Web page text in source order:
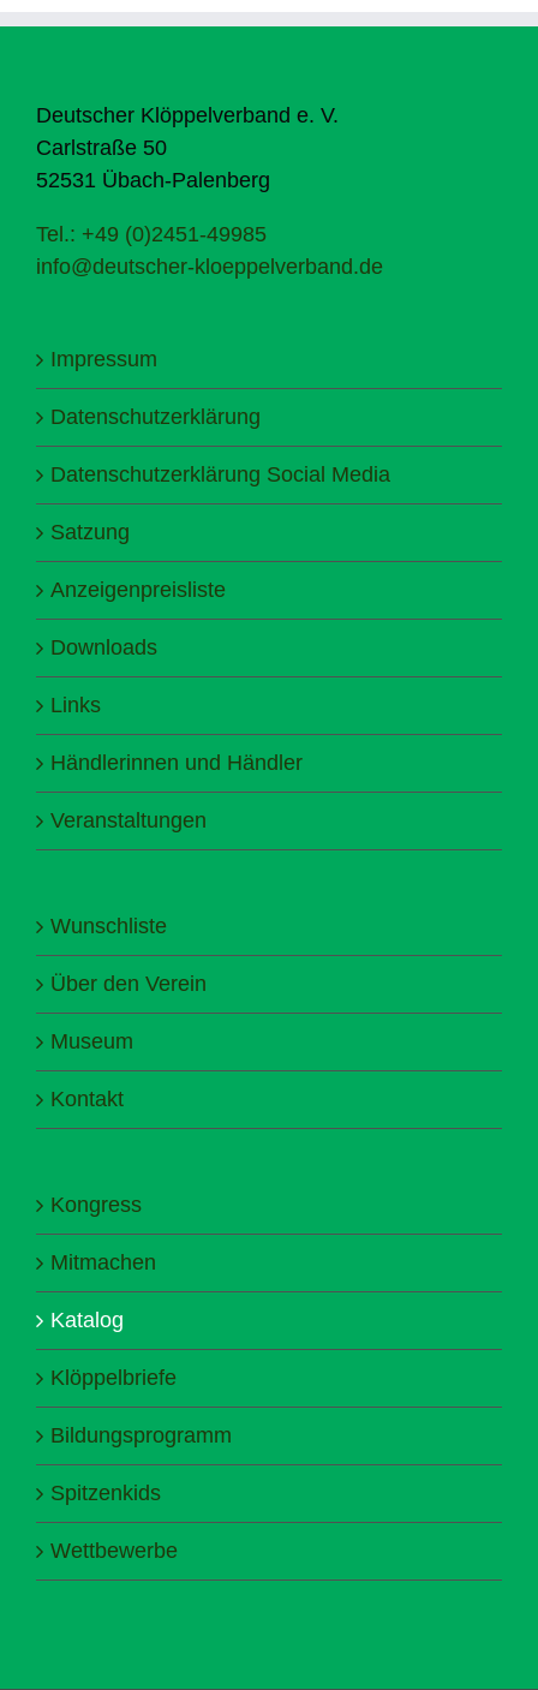
Deutscher Klöppelverband e. V.
Carlstraße 50
52531 Übach-Palenberg
Tel.: +49 (0)2451-49985
info@deutscher-kloeppelverband.de
Impressum
Datenschutzerklärung
Datenschutzerklärung Social Media
Satzung
Anzeigenpreisliste
Downloads
Links
Händlerinnen und Händler
Veranstaltungen
Wunschliste
Über den Verein
Museum
Kontakt
Kongress
Mitmachen
Katalog
Klöppelbriefe
Bildungsprogramm
Spitzenkids
Wettbewerbe